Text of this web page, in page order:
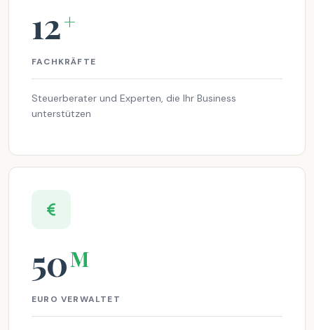
12+
FACHKRÄFTE
Steuerberater und Experten, die Ihr Business
unterstützen
50M
EURO VERWALTET